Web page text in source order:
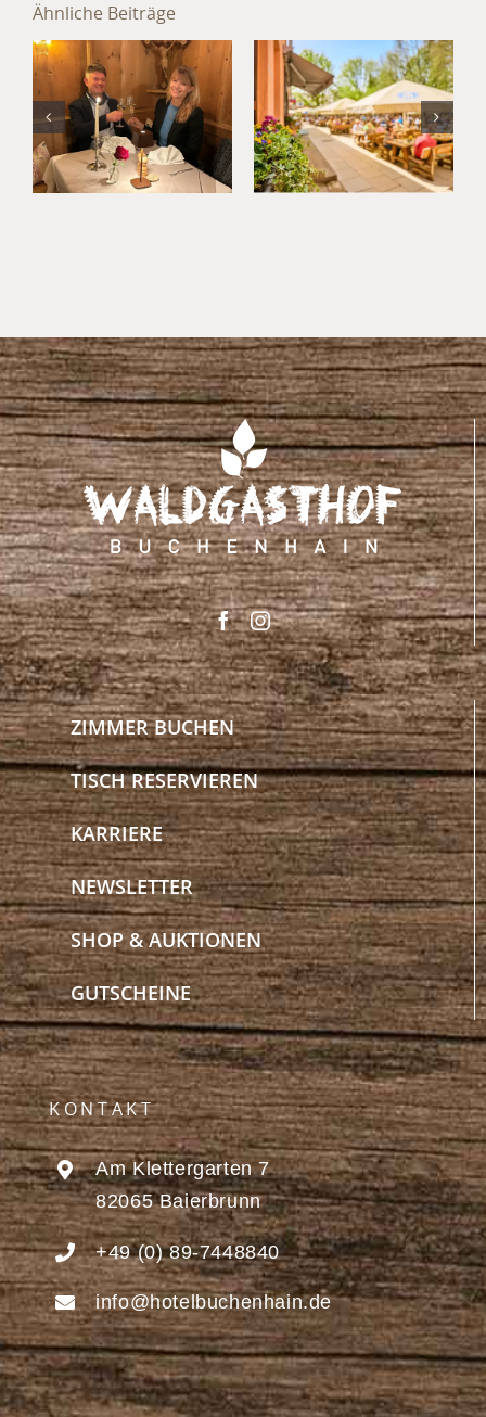
Ähnliche Beiträge
Jahresabschluss
im Hotel
München
Umland
München
Süd: Kultur,
Kulinarik
und
Kurzurlaub
im
ZIMMER BUCHEN
TISCH RESERVIEREN
KARRIERE
NEWSLETTER
SHOP & AUKTIONEN
GUTSCHEINE
KONTAKT
Am Klettergarten 7
82065 Baierbrunn
+49 (0) 89-7448840
info@hotelbuchenhain.de